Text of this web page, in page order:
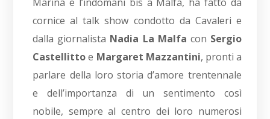
cornice al talk show condotto da Cavaleri e
dalla giornalista Nadia La Malfa con Sergio
Castellittoe Margaret Mazzantini, pronti a
parlare della loro storia d’amore trentennale
e dell’importanza di un sentimento così
nobile, sempre al centro dei loro numerosi